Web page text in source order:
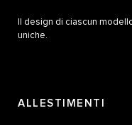
Il design di ciascun
uniche.
ALLESTIMENTI